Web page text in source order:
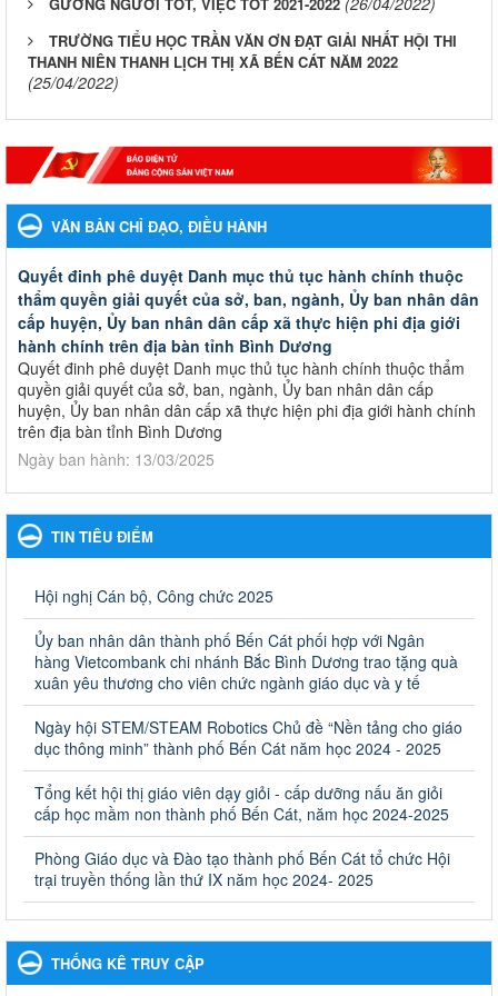
TRƯỜNG TIỂU HỌC TRẦN VĂN ƠN ĐẠT GIẢI NHẤT HỘI THI
THANH NIÊN THANH LỊCH THỊ XÃ BẾN CÁT NĂM 2022
(25/04/2022)
VĂN BẢN CHỈ ĐẠO, ĐIỀU HÀNH
Quyết đinh phê duyệt Danh mục thủ tục hành chính thuộc
thẩm quyền giải quyết của sở, ban, ngành, Ủy ban nhân dân
cấp huyện, Ủy ban nhân dân cấp xã thực hiện phi địa giới
hành chính trên địa bàn tỉnh Bình Dương
Quyết đinh phê duyệt Danh mục thủ tục hành chính thuộc thẩm
quyền giải quyết của sở, ban, ngành, Ủy ban nhân dân cấp
huyện, Ủy ban nhân dân cấp xã thực hiện phi địa giới hành chính
trên địa bàn tỉnh Bình Dương
Ngày ban hành: 13/03/2025
Kế hoạch Phổ biến, giáo dục pháp luật năm 2025 của ngành
Giáo dục và Đào tạo thành phố Bến Cát
Kế hoạch Phổ biến, giáo dục pháp luật năm 2025 của ngành
Ngày ban hành: 28/02/2025
Quyết định công bố thủ tục hành chính bị bãi bỏ trong lĩnh
vực giáo dục đào tạo thuộc hệ giáo dục quốc dân và cơ sở
giáo dục khác thuộc thẩm quyền giải quyết của Sở Giáo dục
và Đào tạo, Ủy ban nhân dân cấp huyện
Quyết định công bố thủ tục hành chính bị bãi bỏ trong lĩnh vực
giáo dục đào tạo thuộc hệ giáo dục quốc dân và cơ sở giáo dục
khác thuộc thẩm quyền giải quyết của Sở Giáo dục và Đào tạo,
Ủy ban nhân dân cấp huyện
Ngày ban hành: 30/09/2024
Hướng dẫn thực hiện nhiệm vụ giáo dục tiểu học năm học
2024-2025
Hướng dẫn thực hiện nhiệm vụ giáo dục tiểu học năm học 2024-
2025
Ngày ban hành: 26/09/2024
TIN TIÊU ĐIỂM
Hội nghị Cán bộ, Công chức 2025
Ủy ban nhân dân thành phố Bến Cát phối hợp với Ngân
hàng Vietcombank chi nhánh Bắc Bình Dương trao tặng quà
xuân yêu thương cho viên chức ngành giáo dục và y tế
Ngày hội STEM/STEAM Robotics Chủ đề “Nền tảng cho giáo
dục thông minh” thành phố Bến Cát năm học 2024 - 2025
Tổng kết hội thị giáo viên dạy giỏi - cấp dưỡng nấu ăn giỏi
cấp học mầm non thành phố Bến Cát, năm học 2024-2025
Phòng Giáo dục và Đào tạo thành phố Bến Cát tổ chức Hội
trại truyền thống lần thứ IX năm học 2024- 2025
THỐNG KÊ TRUY CẬP